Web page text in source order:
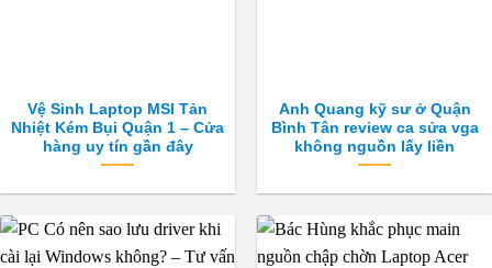
Vệ Sinh Laptop MSI Tản
Nhiệt Kém Bụi Quận 1 – Cửa
hàng uy tín gần đây
Anh Quang kỹ sư ở Quận
Bình Tân review ca sửa vga
không nguồn lấy liền